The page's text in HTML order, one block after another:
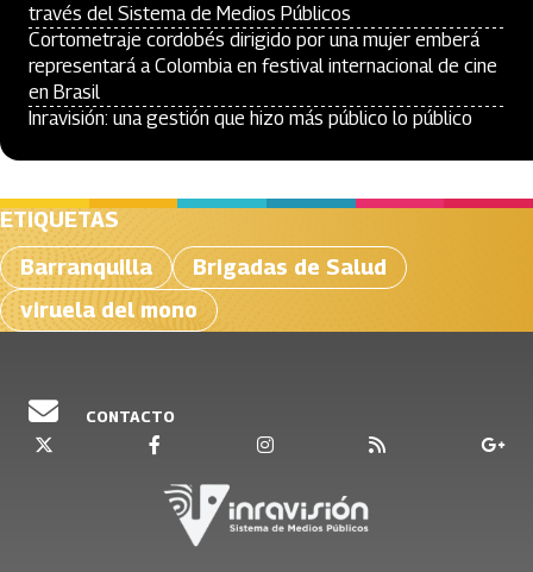
través del Sistema de Medios Públicos
Cortometraje cordobés dirigido por una mujer emberá
representará a Colombia en festival internacional de cine
en Brasil
Inravisión: una gestión que hizo más público lo público
ETIQUETAS
Barranquilla
Brigadas de Salud
viruela del mono
CONTACTO